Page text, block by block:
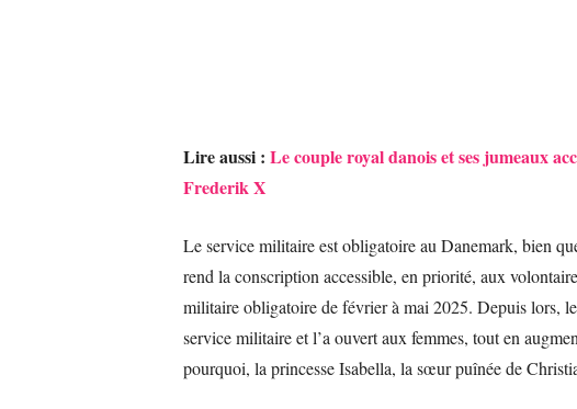
Lire aussi : Le couple royal danois et ses jumeaux
Frederik X
Le service militaire est obligatoire au Danemark, bien
rend la conscription accessible, en priorité, aux
militaire obligatoire de février à mai 2025. Depuis lors,
service militaire et l’a ouvert aux femmes, tout en
pourquoi, la princesse Isabella, la sœur puînée de